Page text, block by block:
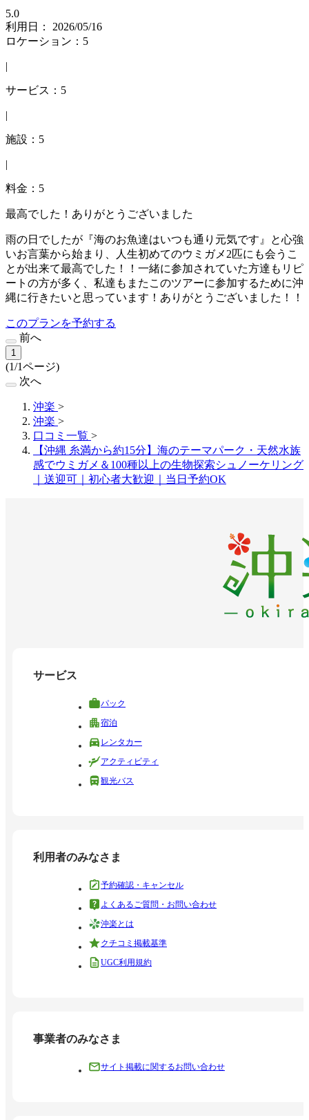
5.0
利用日： 2026/05/16
ロケーション：5
|
サービス：5
|
施設：5
|
料金：5
最高でした！ありがとうございました
雨の日でしたが『海のお魚達はいつも通り元気です』と心強
いお言葉から始まり、人生初めてのウミガメ2匹にも会うこ
とが出来て最高でした！！一緒に参加されていた方達もリピ
ートの方が多く、私達もまたこのツアーに参加するために沖
縄に行きたいと思っています！ありがとうございました！！
このプランを予約する
前へ
1
(1/1ページ)
次へ
沖楽 >
沖楽 >
口コミ一覧 >
【沖縄 糸満から約15分】海のテーマパーク・天然水族
感でウミガメ＆100種以上の生物探索シュノーケリング
｜送迎可｜初心者大歓迎｜当日予約OK
サービス
パック
宿泊
レンタカー
アクティビティ
観光バス
利用者のみなさま
予約確認・キャンセル
よくあるご質問・お問い合わせ
沖楽とは
クチコミ掲載基準
UGC利用規約
事業者のみなさま
サイト掲載に関するお問い合わせ